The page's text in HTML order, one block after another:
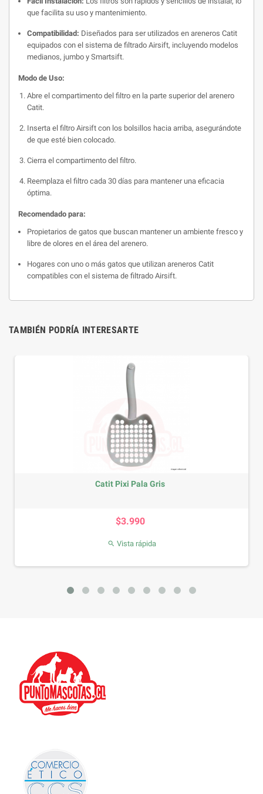
que facilita su uso y mantenimiento.
Compatibilidad: Diseñados para ser utilizados en areneros Catit
equipados con el sistema de filtrado Airsift, incluyendo modelos
medianos, jumbo y Smartsift.
Modo de Uso:
Abre el compartimento del filtro en la parte superior del arenero
Catit.
Inserta el filtro Airsift con los bolsillos hacia arriba, asegurándote
de que esté bien colocado.
Cierra el compartimento del filtro.
Reemplaza el filtro cada 30 días para mantener una eficacia
óptima.
Recomendado para:
Propietarios de gatos que buscan mantener un ambiente fresco y
libre de olores en el área del arenero.
Hogares con uno o más gatos que utilizan areneros Catit
compatibles con el sistema de filtrado Airsift.
TAMBIÉN PODRÍA INTERESARTE
Baño AirSift Completo Gato